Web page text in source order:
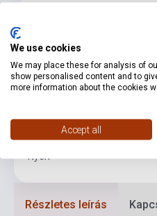
ISBN
Kiadási év
Nyelv
Részletes leírás
We use cookies
We may place these for analysis of
show personalised content and to
more information about the cookies
Accept all